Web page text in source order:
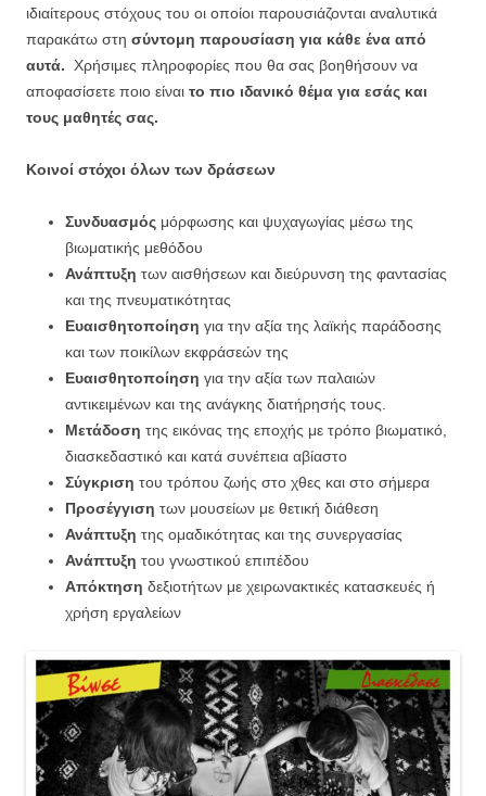
ιδιαίτερους στόχους του οι οποίοι παρουσιάζονται αναλυτικά
παρακάτω στη σύντομη παρουσίαση για κάθε ένα από
αυτά.
Χρήσιμες πληροφορίες που θα σας βοηθήσουν να
αποφασίσετε ποιο είναι το πιο ιδανικό θέμα για εσάς και
τους μαθητές σας.
Κοινοί στόχοι όλων των δράσεων
Συνδυασμός μόρφωσης και ψυχαγωγίας μέσω της
βιωματικής μεθόδου
Ανάπτυξη των αισθήσεων και διεύρυνση της φαντασίας
και της πνευματικότητας
Ευαισθητοποίηση για την αξία της λαϊκής παράδοσης
και των ποικίλων εκφράσεών της
Ευαισθητοποίηση για την αξία των παλαιών
αντικειμένων και της ανάγκης διατήρησής τους.
Μετάδοση της εικόνας της εποχής με τρόπο βιωματικό,
διασκεδαστικό και κατά συνέπεια αβίαστο
Σύγκριση του τρόπου ζωής στο χθες και στο σήμερα
Προσέγγιση των μουσείων με θετική διάθεση
Ανάπτυξη της ομαδικότητας και της συνεργασίας
Ανάπτυξη του γνωστικού επιπέδου
Απόκτηση δεξιοτήτων με χειρωνακτικές κατασκευές ή
χρήση εργαλείων